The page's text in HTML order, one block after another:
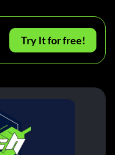
Try It for free!